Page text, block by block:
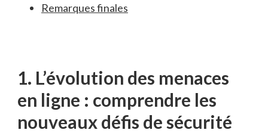
Remarques finales
1. L’évolution des menaces
en ligne : comprendre ‍les
‌nouveaux défis de sécurité